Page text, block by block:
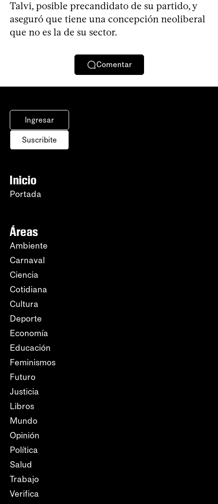
Talvi, posible precandidato de su partido, y
aseguró que tiene una concepción neoliberal
que no es la de su sector.
Comentar
Ingresar
Suscribite
Inicio
Portada
Áreas
Ambiente
Carnaval
Ciencia
Cotidiana
Cultura
Deporte
Economía
Educación
Feminismos
Futuro
Justicia
Libros
Mundo
Opinión
Política
Salud
Trabajo
Verifica